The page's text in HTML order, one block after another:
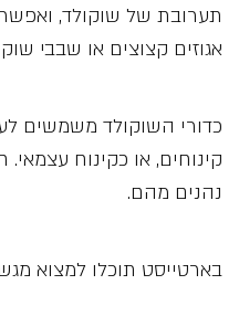
תערובת של שוקולד,
אגוזים קצוצים או שבבי
כדורי השוקולד משמשים
קינוחים, או כקינוח
נהנים מהם.
בארטייסט תוכלו למצוא